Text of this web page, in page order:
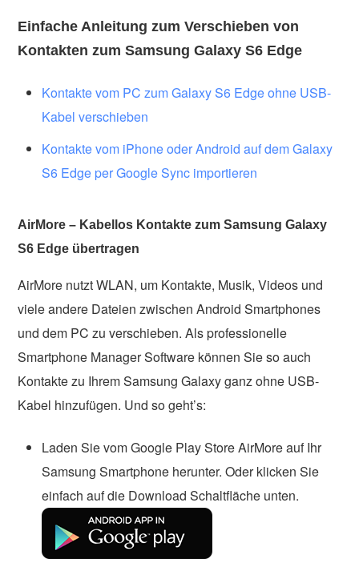
Einfache Anleitung zum Verschieben von
Kontakten zum Samsung Galaxy S6 Edge
Kontakte vom PC zum Galaxy S6 Edge ohne USB-
Kabel verschieben
Kontakte vom iPhone oder Android auf dem Galaxy
S6 Edge per Google Sync importieren
AirMore – Kabellos Kontakte zum Samsung Galaxy
S6 Edge übertragen
AirMore nutzt WLAN, um Kontakte, Musik, Videos und
viele andere Dateien zwischen Android Smartphones
und dem PC zu verschieben. Als professionelle
Smartphone Manager Software können Sie so auch
Kontakte zu Ihrem Samsung Galaxy ganz ohne USB-
Kabel hinzufügen. Und so geht’s:
Laden Sie vom Google Play Store AirMore auf Ihr
Samsung Smartphone herunter. Oder klicken Sie
einfach auf die Download Schaltfläche unten.